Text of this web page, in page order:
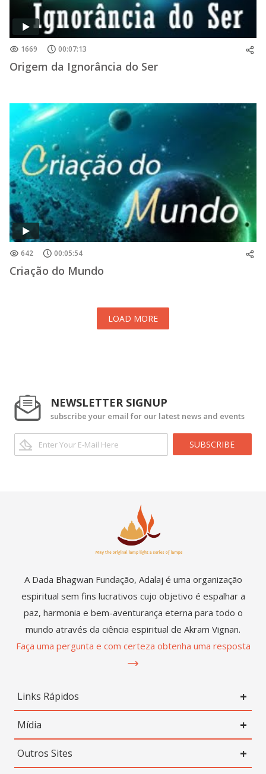
1669 00:07:13
Origem da Ignorância do Ser
642 00:05:54
Criação do Mundo
LOAD MORE
NEWSLETTER SIGNUP
subscribe your email for our latest news and events
SUBSCRIBE
A Dada Bhagwan Fundação, Adalaj é uma organização
espiritual sem fins lucrativos cujo objetivo é espalhar a
paz, harmonia e bem-aventurança eterna para todo o
mundo através da ciência espiritual de Akram Vignan.
Faça uma pergunta e com certeza obtenha uma resposta
Links Rápidos
Mídia
Outros Sites